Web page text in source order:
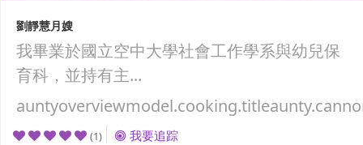
劉靜慧月嫂
我畢業於國立空中大學社會工作學系與幼兒保
育科，並持有主...
(1) 我要追踪